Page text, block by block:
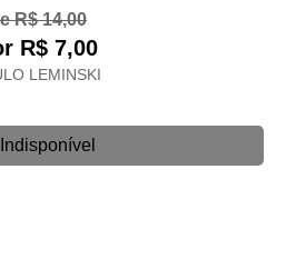
R$ 14,00
R$ 7,00
LEMINSKI